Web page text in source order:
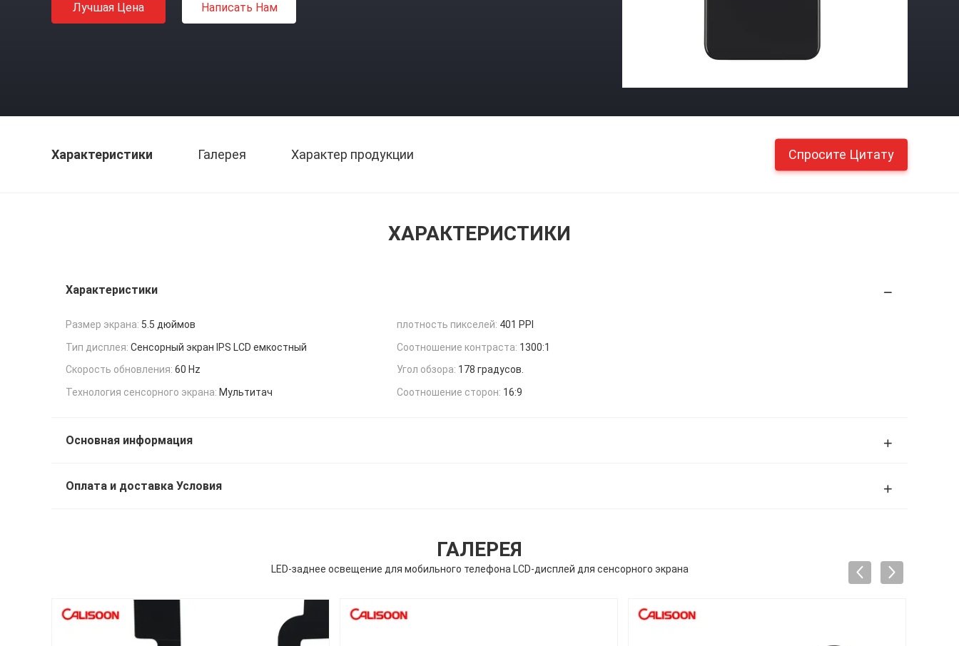
Лучшая Цена Написать Нам
Характеристики Галерея Характер продукции Спросите Цитату
ХАРАКТЕРИСТИКИ
Характеристики
Размер экрана: 5.5 дюймов плотность пикселей: 401 PPI
Тип дисплея: Сенсорный экран IPS LCD емкостный Соотношение контраста: 1300:1
Скорость обновления: 60 Hz Угол обзора: 178 градусов.
Технология сенсорного экрана: Мультитач Соотношение сторон: 16:9
Основная информация
Оплата и доставка Условия
ГАЛЕРЕЯ
LED-заднее освещение для мобильного телефона LCD-дисплей для сенсорного экрана